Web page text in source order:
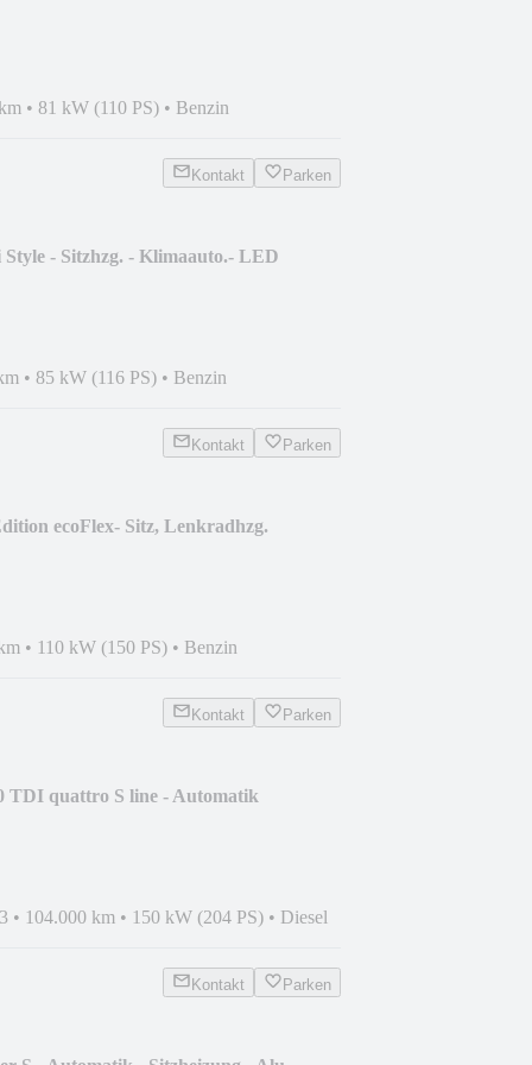
• 81 kW (110 PS) • Benzin
Kontakt Parken
- Sitzhzg. - Klimaauto.- LED
• 85 kW (116 PS) • Benzin
Kontakt Parken
ecoFlex- Sitz, Lenkradhzg.
• 110 kW (150 PS) • Benzin
Kontakt Parken
TDI quattro S line - Automatik
• 104.000 km • 150 kW (204 PS) • Diesel
Kontakt Parken